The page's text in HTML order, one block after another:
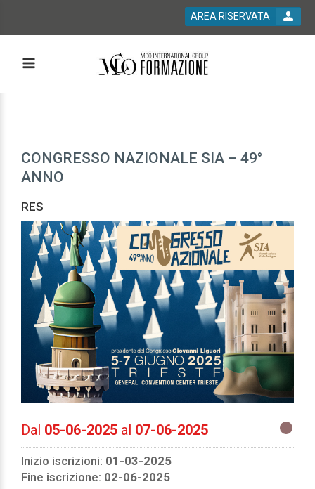
AREA RISERVATA
CONGRESSO NAZIONALE SIA – 49°
ANNO
RES
Dal 05-06-2025 al 07-06-2025
Inizio iscrizioni: 01-03-2025
Fine iscrizione: 02-06-2025